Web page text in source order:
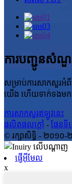
ការបញ្ជូនសំណួ
សម្រាប់ការសាកសួរ
យើង ហើយទាក់ទងមក
ការសាកសួរឥឡូវនេះ
ផលិតផលក្តៅ - ផែនទី
© រក្សាសិទ្ធិ - ២០១០-
ផ្ញើអ៊ីមែល
x